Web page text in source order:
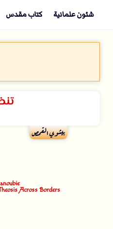
شئون علمانية كتاب مقدس
بيشوي القمص
Across Borders